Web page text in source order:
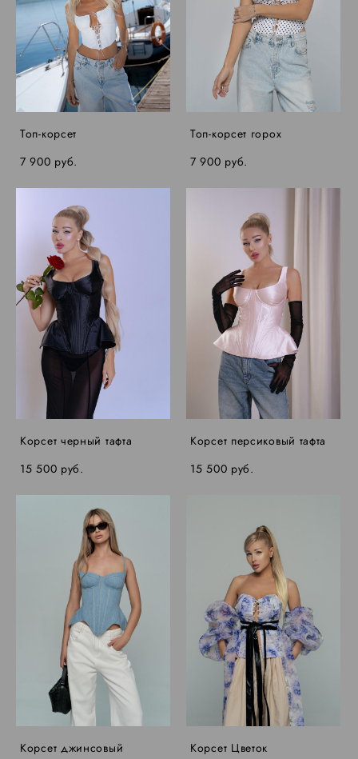
Топ-корсет
7 900 pуб.
Топ-корсет горох
7 900 pуб.
Корсет черный тафта
15 500 pуб.
Корсет персиковый тафта
15 500 pуб.
Корсет джинсовый
Корсет Цветок